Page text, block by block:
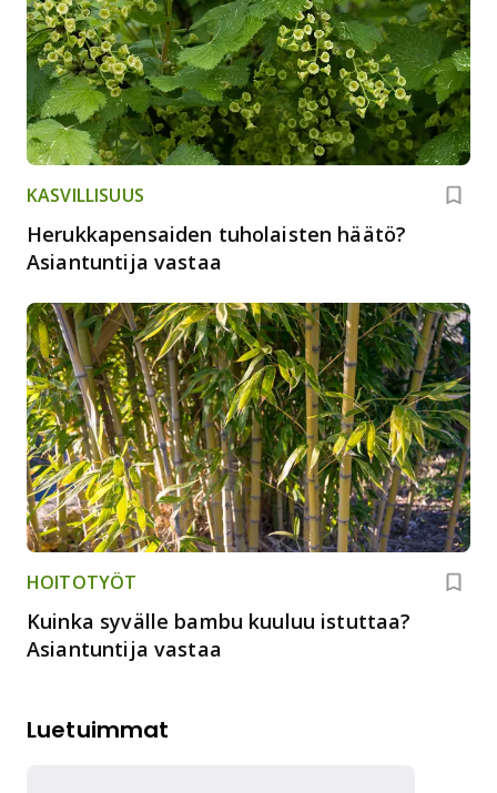
KASVILLISUUS
Herukkapensaiden tuholaisten häätö?
Asiantuntija vastaa
HOITOTYÖT
Kuinka syvälle bambu kuuluu istuttaa?
Asiantuntija vastaa
Luetuimmat